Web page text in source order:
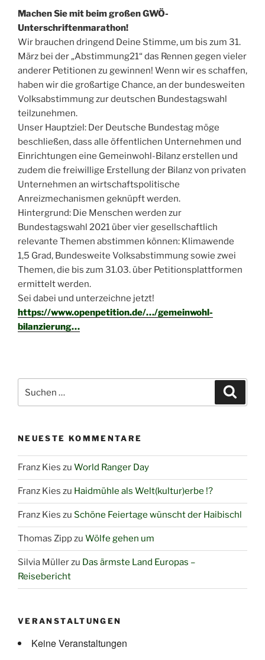
Machen Sie mit beim großen GWÖ-
Unterschriftenmarathon!
Wir brauchen dringend Deine Stimme, um bis zum 31.
März bei der „Abstimmung21“ das Rennen gegen vieler
anderer Petitionen zu gewinnen! Wenn wir es schaffen,
haben wir die großartige Chance, an der bundesweiten
Volksabstimmung zur deutschen Bundestagswahl
teilzunehmen.
Unser Hauptziel: Der Deutsche Bundestag möge
beschließen, dass alle öffentlichen Unternehmen und
Einrichtungen eine Gemeinwohl-Bilanz erstellen und
zudem die freiwillige Erstellung der Bilanz von privaten
Unternehmen an wirtschaftspolitische
Anreizmechanismen geknüpft werden.
Hintergrund: Die Menschen werden zur
Bundestagswahl 2021 über vier gesellschaftlich
relevante Themen abstimmen können: Klimawende
1,5 Grad, Bundesweite Volksabstimmung sowie zwei
Themen, die bis zum 31.03. über Petitionsplattformen
ermittelt werden.
Sei dabei und unterzeichne jetzt!
https://www.openpetition.de/…/gemeinwohl-
bilanzierung…
nach:
NEUESTE KOMMENTARE
Franz Kies zu World Ranger Day
Franz Kies zu Haidmühle als Welt(kultur)erbe !?
Franz Kies zu Schöne Feiertage wünscht der Haibischl
Thomas Zippzu Wölfe gehen um
Silvia Müllerzu Das ärmste Land Europas –
Reisebericht
VERANSTALTUNGEN
Keine Veranstaltungen